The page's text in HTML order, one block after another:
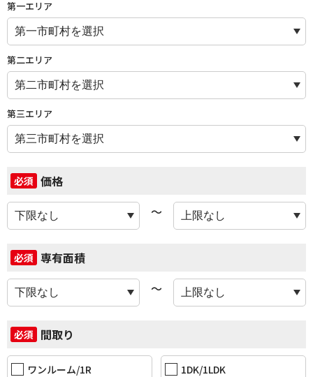
第一エリア
第二エリア
第三エリア
必須 価格
〜
必須 専有面積
〜
必須 間取り
ワンルーム/1R 1DK/1LDK